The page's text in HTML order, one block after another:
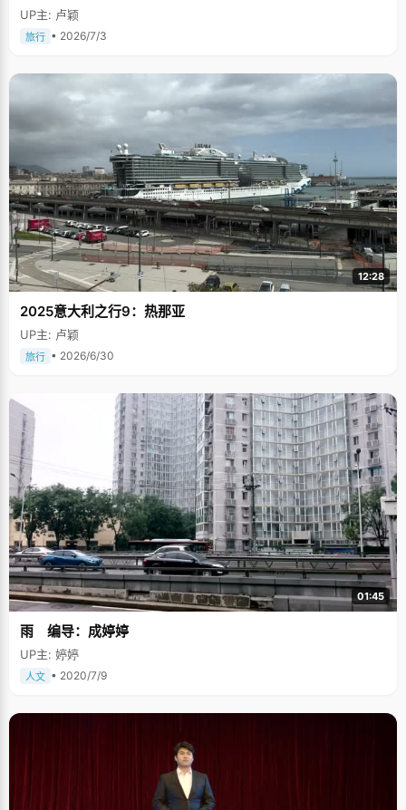
UP主: 卢颖
旅行 • 2026/7/3
12:28
2025意大利之行9：热那亚
UP主: 卢颖
旅行 • 2026/6/30
01:45
雨 编导：成婷婷
UP主: 婷婷
人文 • 2020/7/9